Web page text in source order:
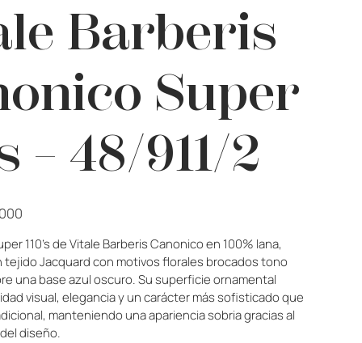
Barberis
Super
– 48/911/2
110’s de Vitale Barberis Canonico en 100% lana,
tejido Jacquard con motivos florales brocados tono
una base azul oscuro. Su superficie ornamental
visual, elegancia y un carácter más sofisticado que
manteniendo una apariencia sobria gracias al
diseño.